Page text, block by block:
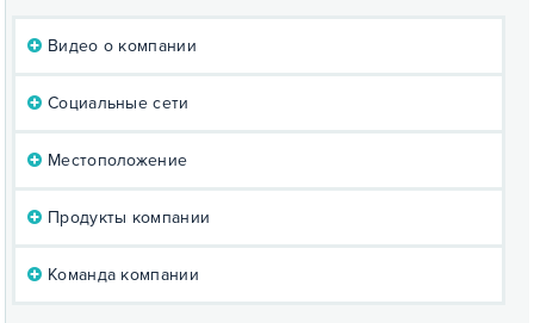
Видео о компании
Социальные сети
Местоположение
Продукты компании
Команда компании